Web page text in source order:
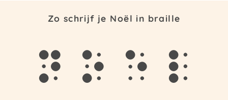
Zo schrijf je Noël in braille
n o e l